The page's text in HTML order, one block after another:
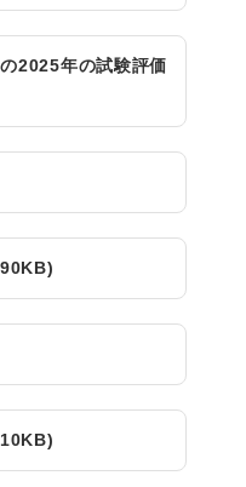
2025年の試験評価